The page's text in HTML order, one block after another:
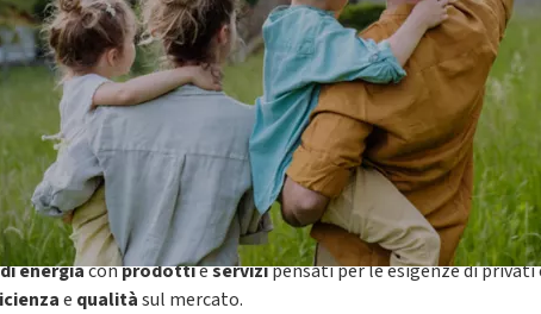
energiaconprodottieservizipensati per le esigenze di privati
e qualitàsul mercato.